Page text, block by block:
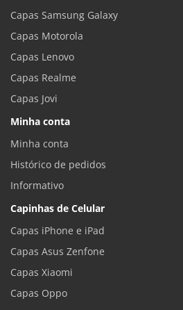
Capas Samsung Galaxy
Capas Motorola
Capas Lenovo
Capas Realme
Capas Jovi
Minha conta
Minha conta
Histórico de pedidos
Informativo
Capinhas de Celular
Capas iPhone e iPad
Capas Asus Zenfone
Capas Xiaomi
Capas Oppo